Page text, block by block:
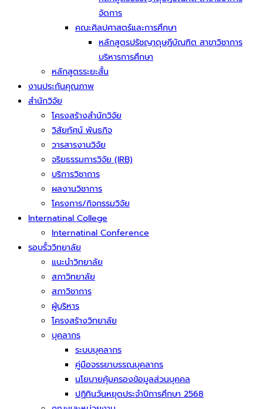
จัดการ
คณะศิลปศาสตร์และการศึกษา
หลักสูตรปรัชญาดุษฎีบัณฑิต สาขาวิชาการ
บริหารการศึกษา
หลักสูตรระยะสั้น
งานประกันคุณภาพ
สำนักวิจัย
โครงสร้างสำนักวิจัย
วิสัยทัศน์ พันธกิจ
วารสารงานวิจัย
จริยธรรมการวิจัย (IRB)
บริการวิชาการ
ผลงานวิชาการ
โครงการ/กิจกรรมวิจัย
Internatinal College
Internatinal Conference
รอบรั้ววิทยาลัย
แนะนำวิทยาลัย
สภาวิทยาลัย
สภาวิชาการ
ผู้บริหาร
โครงสร้างวิทยาลัย
บุคลากร
ระบบบุคลากร
คู่มือจรรยาบรรณบุคลากร
นโยบายคุ้มครองข้อมูลส่วนบุคคล
ปฏิทินวันหยุดประจำปีการศึกษา 2568